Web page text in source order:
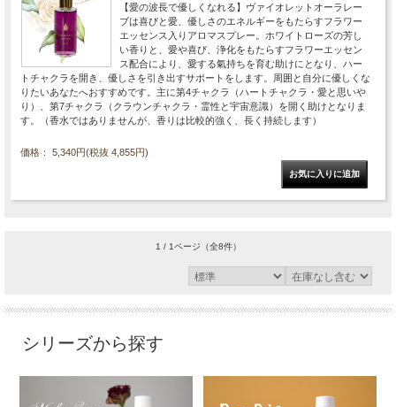
【愛の波長で優しくなれる】ヴァイオレットオーラレー
ブは喜びと愛、優しさのエネルギーをもたらすフラワー
エッセンス入りアロマスプレー。ホワイトローズの芳し
い香りと、愛や喜び、浄化をもたらすフラワーエッセン
ス配合により、愛する氣持ちを育む助けにとなり、ハー
トチャクラを開き、優しさを引き出すサポートをします。周囲と自分に優しくな
りたいあなたへおすすめです。主に第4チャクラ（ハートチャクラ・愛と思いや
り）、第7チャクラ（クラウンチャクラ・霊性と宇宙意識）を開く助けとなりま
す。（香水ではありませんが、香りは比較的強く、長く持続します）
価格： 5,340円(税抜 4,855円)
1 / 1ページ （全8件）
シリーズから探す